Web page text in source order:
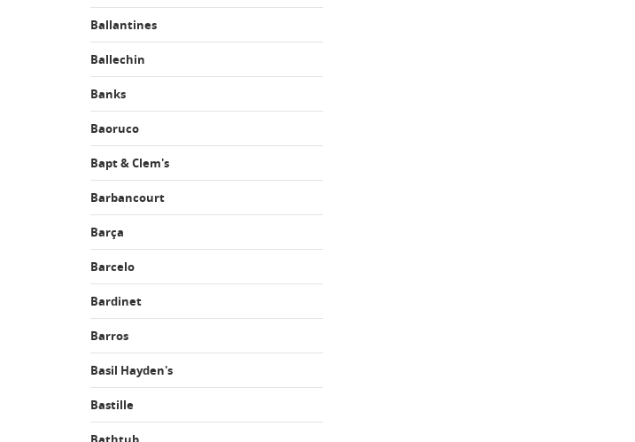
Ballantines
Ballechin
Banks
Baoruco
Bapt & Clem's
Barbancourt
Barça
Barcelo
Bardinet
Barros
Basil Hayden's
Bastille